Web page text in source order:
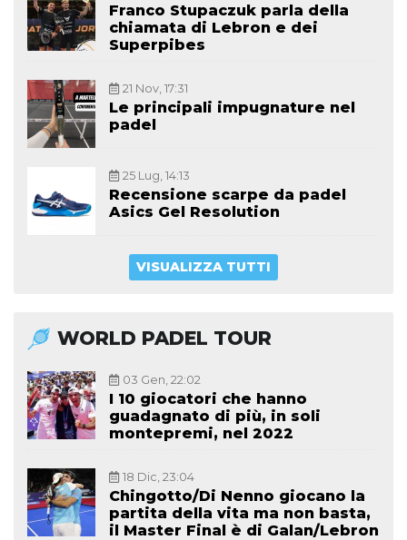
Franco Stupaczuk parla della
chiamata di Lebron e dei
Superpibes
21 Nov, 17:31
Le principali impugnature nel
padel
25 Lug, 14:13
Recensione scarpe da padel
Asics Gel Resolution
VISUALIZZA TUTTI
WORLD PADEL TOUR
03 Gen, 22:02
I 10 giocatori che hanno
guadagnato di più, in soli
montepremi, nel 2022
18 Dic, 23:04
Chingotto/Di Nenno giocano la
partita della vita ma non basta,
il Master Final è di Galan/Lebron